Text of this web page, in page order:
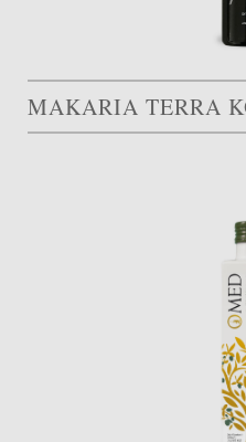
MAKARIA TERRA